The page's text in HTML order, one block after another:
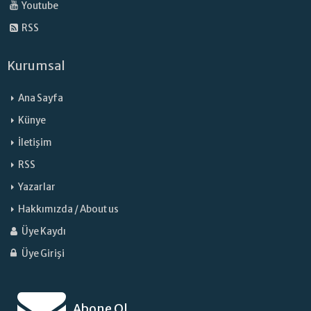
Youtube
RSS
Kurumsal
Ana Sayfa
Künye
İletişim
RSS
Yazarlar
Hakkımızda / About us
Üye Kaydı
Üye Girişi